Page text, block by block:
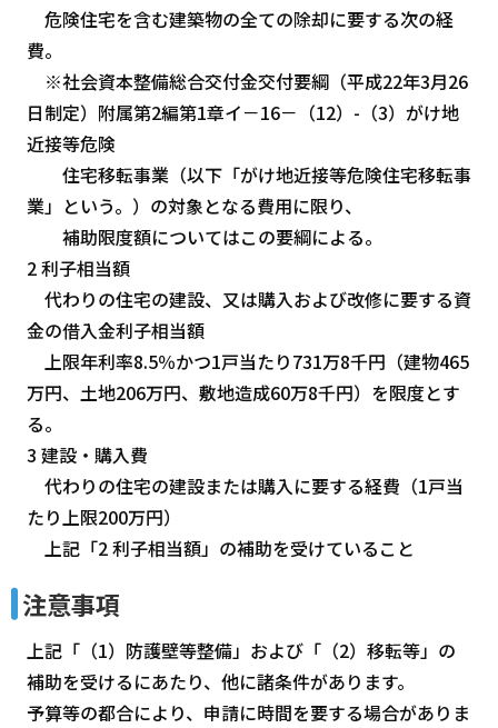
危険住宅を含む建築物の全ての除却に要する次の経
費。
※社会資本整備総合交付金交付要綱（平成22年3月26
日制定）附属第2編第1章イ－16－（12）-（3）がけ地
近接等危険
住宅移転事業（以下「がけ地近接等危険住宅移転事
業」という。）の対象となる費用に限り、
補助限度額についてはこの要綱による。
2 利子相当額
代わりの住宅の建設、又は購入および改修に要する資
金の借入金利子相当額
上限年利率8.5％かつ1戸当たり731万8千円（建物465
万円、土地206万円、敷地造成60万8千円）を限度とす
る。
3 建設・購入費
代わりの住宅の建設または購入に要する経費（1戸当
たり上限200万円）
上記「2 利子相当額」の補助を受けていること
注意事項
上記「（1）防護壁等整備」および「（2）移転等」の
補助を受けるにあたり、他に諸条件があります。
予算等の都合により、申請に時間を要する場合がありま